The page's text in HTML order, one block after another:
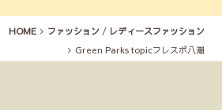
HOME ファッション/ レディースファッション
Green Parks topicフレスポ八潮